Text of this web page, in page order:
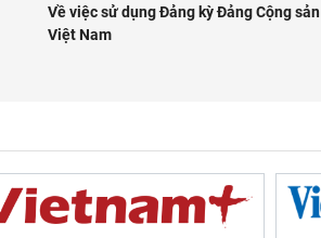
Về việc sử dụng Đảng kỳ Đảng Cộng sản
Việt Nam